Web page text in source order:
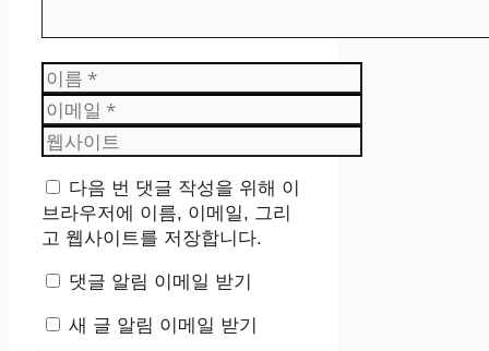
이
름
이
메
일
웹
사
이
트
다음 번 댓글 작성을 위해 이
브라우저에 이름, 이메일, 그리
고 웹사이트를 저장합니다.
댓글 알림 이메일 받기
새 글 알림 이메일 받기